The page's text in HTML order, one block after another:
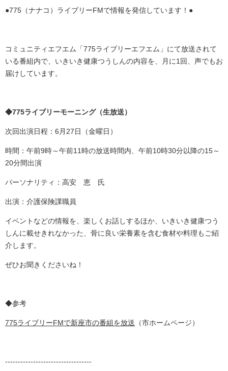
●775（ナナコ）ライブリーFMで情報を発信しています！●
コミュニティエフエム「775ライブリーエフエム」にて放送されて
いる番組内で、いきいき健康つうしんの内容を、月に1回、声でもお
届けしています。
◆775ライブリーモーニング（生放送）
次回出演日程：6月27日（金曜日）
時間：午前9時～午前11時の放送時間内、午前10時30分以降の15～
20分間出演
パーソナリティ：高安 恵 氏
出演：介護保険課職員
イベントなどの情報を、楽しくお話しするほか、いきいき健康つう
しんに載せきれなかった、骨に良い栄養素を含む食材や料理もご紹
介します。
ぜひお聞きくださいね！
◆参考
775ライブリーFMで新座市の番組を放送 （市ホームページ）
----------------------------------